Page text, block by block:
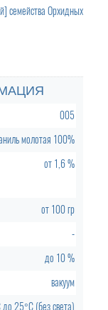
семейства Орхидных
005
молотая 100%
от 1,6 %
от 100 гр
-
до 10 %
вакуум
до 25°C (без света)